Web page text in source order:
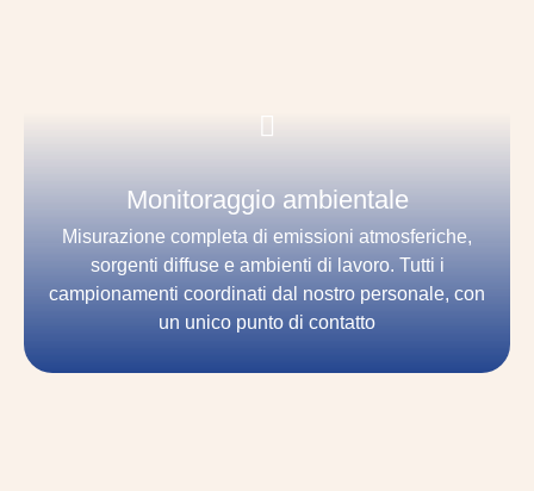
Monitoraggio ambientale
Misurazione completa di emissioni atmosferiche,
sorgenti diffuse e ambienti di lavoro. Tutti i
campionamenti coordinati dal nostro personale, con
un unico punto di contatto